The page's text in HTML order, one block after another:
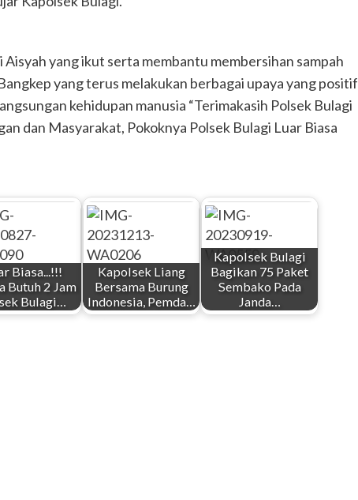
yang ikut serta membantu membersihan sampah
yang terus melakukan berbagai upaya yang positif
kehidupan manusia “Terimakasih Polsek Bulagi
dan Masyarakat, Pokoknya Polsek Bulagi Luar Biasa
Biasa...!!!
Butuh 2 Jam
Bulagi…
Kapolsek Liang
Bersama Burung
Indonesia, Pemda…
Kapolsek Bulagi
Bagikan 75 Paket
Sembako Pada
Janda…